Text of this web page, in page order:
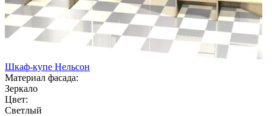
Шкаф-купе Нельсон
Материал фасада:
Зеркало
Цвет:
Светлый